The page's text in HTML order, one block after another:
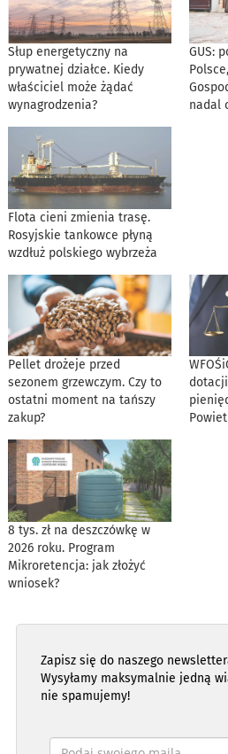
Słup energetyczny na
prywatnej działce. Kiedy
właściciel może żądać
wynagrodzenia?
GUS:
nadal
Flota cieni zmienia trasę.
Rosyjskie tankowce płyną
wzdłuż polskiego wybrzeża
Pellet drożeje przed
sezonem grzewczym. Czy to
ostatni moment na tańszy
zakup?
8 tys. zł na deszczówkę w
2026 roku. Program
Mikroretencja: jak złożyć
wniosek?
Zapisz się do naszego
Wysyłamy maksymalnie jedną
nie spamujemy!